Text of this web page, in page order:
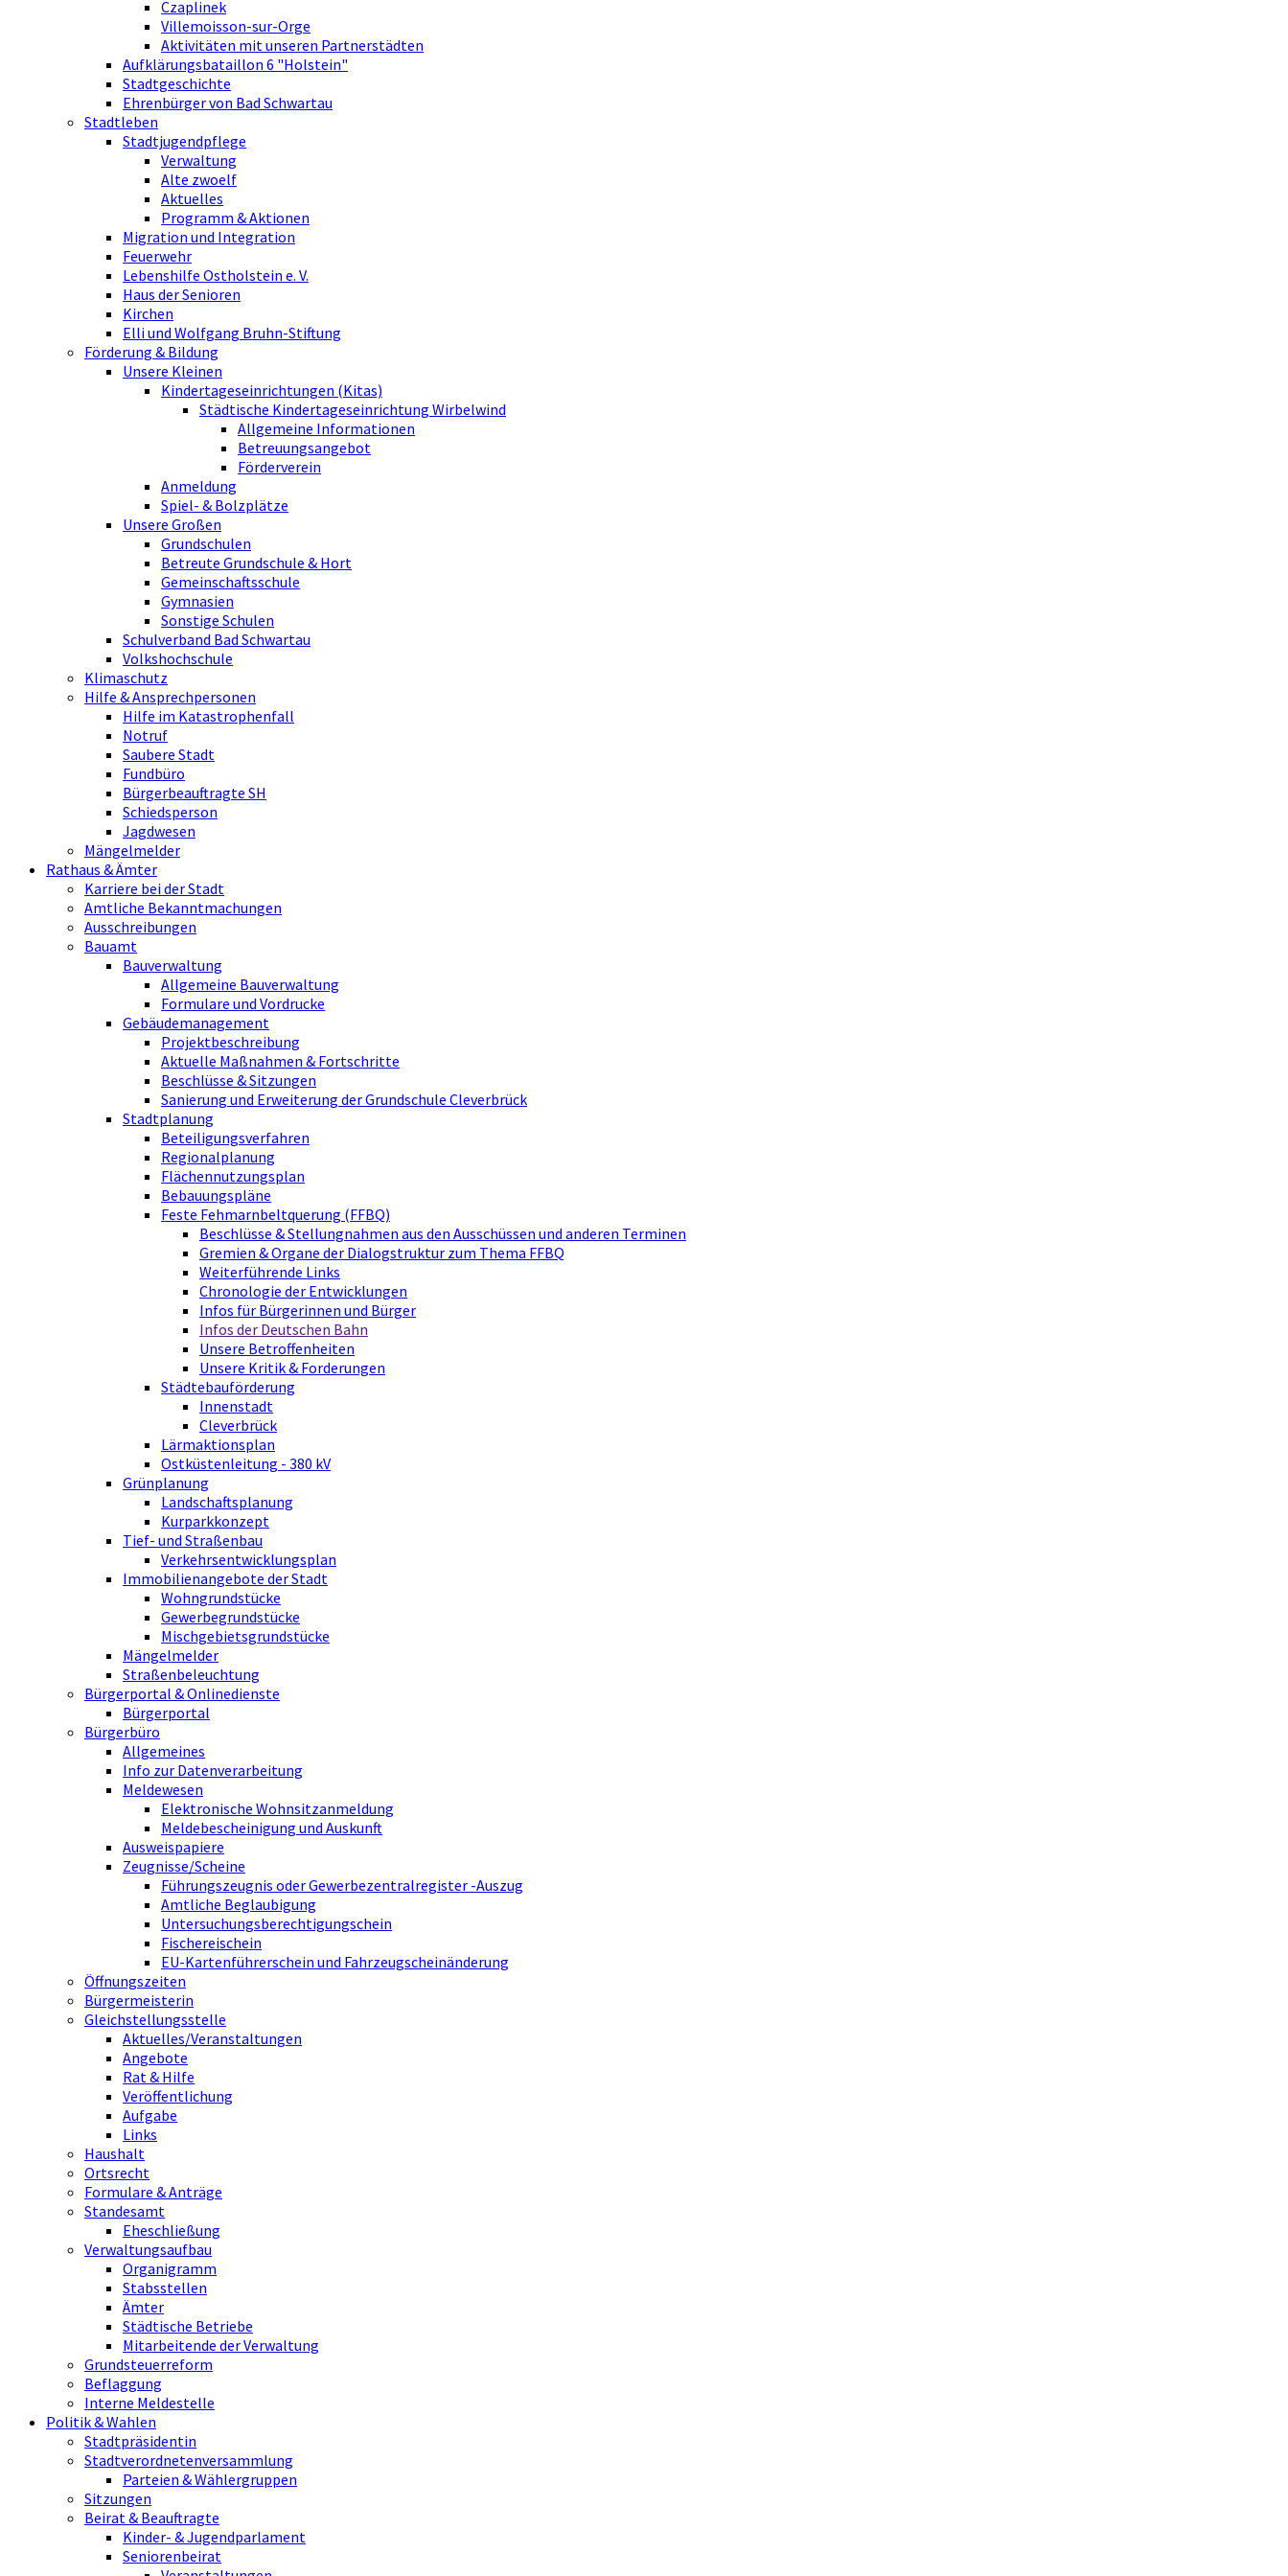
Czaplinek
Villemoisson-sur-Orge
Aktivitäten mit unseren Partnerstädten
Aufklärungsbataillon 6 "Holstein"
Stadtgeschichte
Ehrenbürger von Bad Schwartau
Stadtleben
Stadtjugendpflege
Verwaltung
Alte zwoelf
Aktuelles
Programm & Aktionen
Migration und Integration
Feuerwehr
Lebenshilfe Ostholstein e. V.
Haus der Senioren
Kirchen
Elli und Wolfgang Bruhn-Stiftung
Förderung & Bildung
Unsere Kleinen
Kindertageseinrichtungen (Kitas)
Städtische Kindertageseinrichtung Wirbelwind
Allgemeine Informationen
Betreuungsangebot
Förderverein
Anmeldung
Spiel- & Bolzplätze
Unsere Großen
Grundschulen
Betreute Grundschule & Hort
Gemeinschaftsschule
Gymnasien
Sonstige Schulen
Schulverband Bad Schwartau
Volkshochschule
Klimaschutz
Hilfe & Ansprechpersonen
Hilfe im Katastrophenfall
Notruf
Saubere Stadt
Fundbüro
Bürgerbeauftragte SH
Schiedsperson
Jagdwesen
Mängelmelder
Rathaus & Ämter
Karriere bei der Stadt
Amtliche Bekanntmachungen
Ausschreibungen
Bauamt
Bauverwaltung
Allgemeine Bauverwaltung
Formulare und Vordrucke
Gebäudemanagement
Projektbeschreibung
Aktuelle Maßnahmen & Fortschritte
Beschlüsse & Sitzungen
Sanierung und Erweiterung der Grundschule Cleverbrück
Stadtplanung
Beteiligungsverfahren
Regionalplanung
Flächennutzungsplan
Bebauungspläne
Feste Fehmarnbeltquerung (FFBQ)
Beschlüsse & Stellungnahmen aus den Ausschüssen und anderen Terminen
Gremien & Organe der Dialogstruktur zum Thema FFBQ
Weiterführende Links
Chronologie der Entwicklungen
Infos für Bürgerinnen und Bürger
Infos der Deutschen Bahn
Unsere Betroffenheiten
Unsere Kritik & Forderungen
Städtebauförderung
Innenstadt
Cleverbrück
Lärmaktionsplan
Ostküstenleitung - 380 kV
Grünplanung
Landschaftsplanung
Kurparkkonzept
Tief- und Straßenbau
Verkehrsentwicklungsplan
Immobilienangebote der Stadt
Wohngrundstücke
Gewerbegrundstücke
Mischgebietsgrundstücke
Mängelmelder
Straßenbeleuchtung
Bürgerportal & Onlinedienste
Bürgerportal
Bürgerbüro
Allgemeines
Info zur Datenverarbeitung
Meldewesen
Elektronische Wohnsitzanmeldung
Meldebescheinigung und Auskunft
Ausweispapiere
Zeugnisse/Scheine
Führungszeugnis oder Gewerbezentralregister -Auszug
Amtliche Beglaubigung
Untersuchungsberechtigungschein
Fischereischein
EU-Kartenführerschein und Fahrzeugscheinänderung
Öffnungszeiten
Bürgermeisterin
Gleichstellungsstelle
Aktuelles/Veranstaltungen
Angebote
Rat & Hilfe
Veröffentlichung
Aufgabe
Links
Haushalt
Ortsrecht
Formulare & Anträge
Standesamt
Eheschließung
Verwaltungsaufbau
Organigramm
Stabsstellen
Ämter
Städtische Betriebe
Mitarbeitende der Verwaltung
Grundsteuerreform
Beflaggung
Interne Meldestelle
Politik & Wahlen
Stadtpräsidentin
Stadtverordnetenversammlung
Parteien & Wählergruppen
Sitzungen
Beirat & Beauftragte
Kinder- & Jugendparlament
Seniorenbeirat